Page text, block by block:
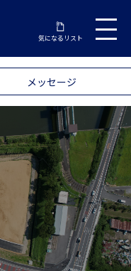
気になるリスト
メッセージ